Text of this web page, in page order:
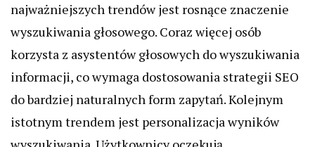
najważniejszych trendów jest rosnące znaczenie
wyszukiwania głosowego. Coraz więcej osób
korzysta z asystentów głosowych do wyszukiwania
informacji, co wymaga dostosowania strategii SEO
do bardziej naturalnych form zapytań. Kolejnym
istotnym trendem jest personalizacja wyników